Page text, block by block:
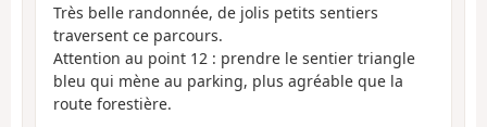
Très belle randonnée, de jolis petits sentiers
traversent ce parcours.
Attention au point 12 : prendre le sentier triangle
bleu qui mène au parking, plus agréable que la
route forestière.